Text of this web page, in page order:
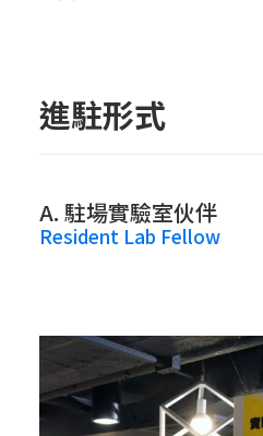
進駐形式
A. 駐場實驗室伙伴
Resident Lab Fellow